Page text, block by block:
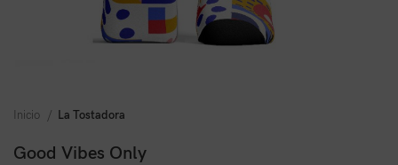
Inicio La Tostadora
Good Vibes Only